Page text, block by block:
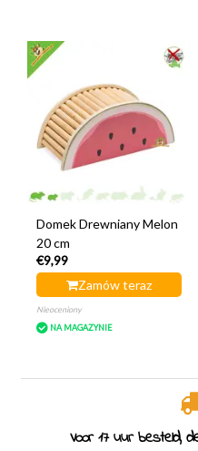
Domek Drewniany Melon
20 cm
€9,99
Zamów teraz
Nieoceniony
NA MAGAZYNIE
dezelfde dag verzonden!